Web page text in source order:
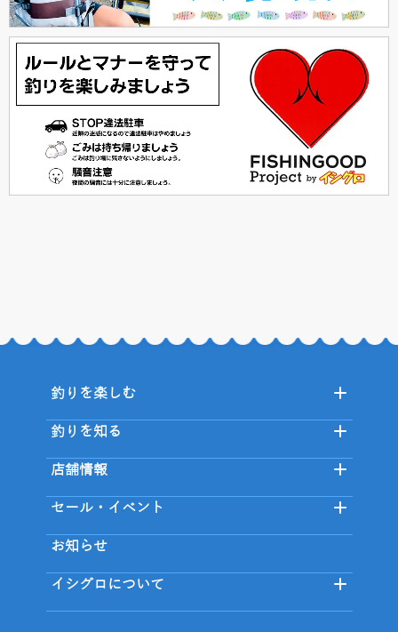
釣りを楽しむ
釣りを知る
店舗情報
セール・イベント
お知らせ
イシグロについて